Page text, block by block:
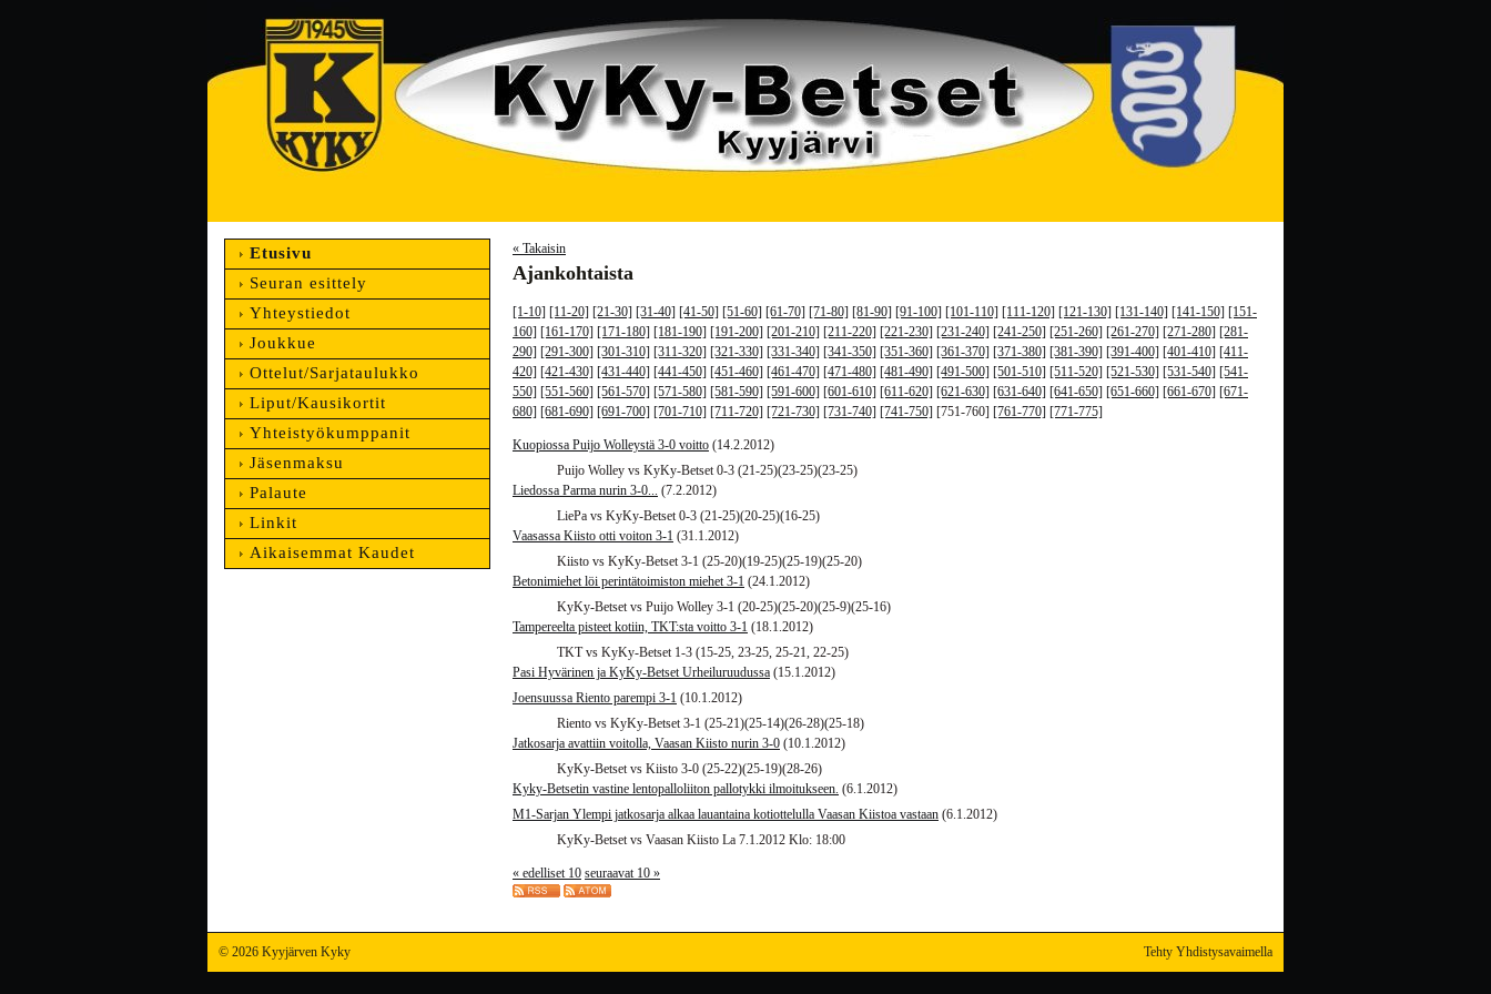
« Takaisin
Ajankohtaista
[1-10] [11-20] [21-30] [31-40] [41-50] [51-60] [61-70] [71-80] [81-90] [91-100] [101-110] [111-120] [121-130] [131-140] [141-150] [151-
160] [161-170] [171-180] [181-190] [191-200] [201-210] [211-220] [221-230] [231-240] [241-250] [251-260] [261-270] [271-280] [281-
290] [291-300] [301-310] [311-320] [321-330] [331-340] [341-350] [351-360] [361-370] [371-380] [381-390] [391-400] [401-410] [411-
420] [421-430] [431-440] [441-450] [451-460] [461-470] [471-480] [481-490] [491-500] [501-510] [511-520] [521-530] [531-540] [541-
550] [551-560] [561-570] [571-580] [581-590] [591-600] [601-610] [611-620] [621-630] [631-640] [641-650] [651-660] [661-670] [671-
680] [681-690] [691-700] [701-710] [711-720] [721-730] [731-740] [741-750] [751-760] [761-770] [771-775]
Kuopiossa Puijo Wolleystä 3-0 voitto (14.2.2012)
Puijo Wolley vs KyKy-Betset 0-3 (21-25)(23-25)(23-25)
Liedossa Parma nurin 3-0... (7.2.2012)
LiePa vs KyKy-Betset 0-3 (21-25)(20-25)(16-25)
Vaasassa Kiisto otti voiton 3-1 (31.1.2012)
Kiisto vs KyKy-Betset 3-1 (25-20)(19-25)(25-19)(25-20)
Betonimiehet löi perintätoimiston miehet 3-1 (24.1.2012)
KyKy-Betset vs Puijo Wolley 3-1 (20-25)(25-20)(25-9)(25-16)
Tampereelta pisteet kotiin, TKT:sta voitto 3-1 (18.1.2012)
TKT vs KyKy-Betset 1-3 (15-25, 23-25, 25-21, 22-25)
Pasi Hyvärinen ja KyKy-Betset Urheiluruudussa (15.1.2012)
Joensuussa Riento parempi 3-1 (10.1.2012)
Riento vs KyKy-Betset 3-1 (25-21)(25-14)(26-28)(25-18)
Jatkosarja avattiin voitolla, Vaasan Kiisto nurin 3-0 (10.1.2012)
KyKy-Betset vs Kiisto 3-0 (25-22)(25-19)(28-26)
Kyky-Betsetin vastine lentopalloliiton pallotykki ilmoitukseen. (6.1.2012)
M1-Sarjan Ylempi jatkosarja alkaa lauantaina kotiottelulla Vaasan Kiistoa vastaan (6.1.2012)
KyKy-Betset vs Vaasan Kiisto La 7.1.2012 Klo: 18:00
« edelliset 10 seuraavat 10 »
Etusivu
Seuran esittely
Yhteystiedot
Joukkue
Ottelut/Sarjataulukko
Liput/Kausikortit
Yhteistyökumppanit
Jäsenmaksu
Palaute
Linkit
Aikaisemmat Kaudet
Tehty Yhdistysavaimella
© 2026 Kyyjärven Kyky